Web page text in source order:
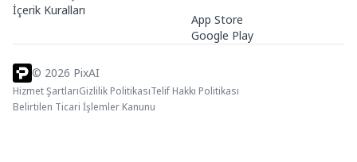
İçerik Kuralları
App Store
Google Play
© 2026 PixAI
Hizmet ŞartlarıGizlilik PolitikasıTelif Hakkı Politikası
Belirtilen Ticari İşlemler Kanunu